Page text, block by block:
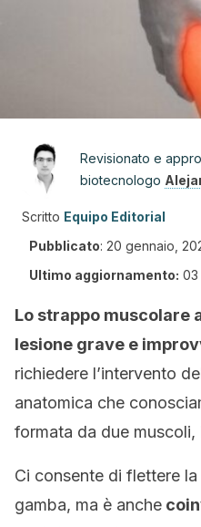
Revisionato e
biotecnologo
Scritto Equipo Editorial
Pubblicato: 20 gennaio,
Ultimo aggiornamento: 03
Lo strappo muscolare
lesione grave e
richiedere l’intervento
anatomica che
formata da due
Ci consente di flettere
gamba, ma è anche